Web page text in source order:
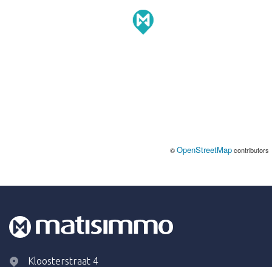
©OpenStreetMapcontributors
Kloosterstraat 4